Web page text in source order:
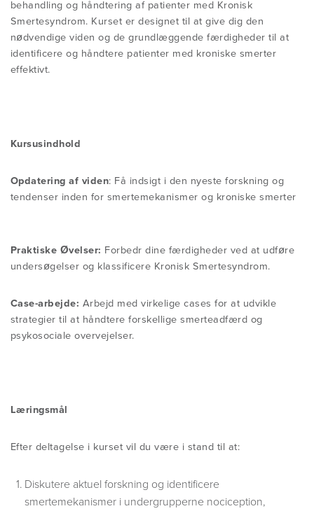
MDT ET FUNDAMENT TIL
FYSKARRIEREN
CREDENTIAL EKSAMEN
INTERNATIONAL DIPLOMA
OM MCKENZIE INTERNATIONAL
behandling og håndtering af patienter med Kronisk
Smertesyndrom. Kurset er designet til at give dig den
nødvendige viden og de grundlæggende færdigheder til at
identificere og håndtere patienter med kroniske smerter
effektivt.
Kursusindhold
Opdatering af viden: Få indsigt i den nyeste forskning og
tendenser inden for smertemekanismer og kroniske smerter
Praktiske Øvelser: Forbedr dine færdigheder ved at udføre
undersøgelser og klassificere Kronisk Smertesyndrom.
Case-arbejde: Arbejd med virkelige cases for at udvikle
strategier til at håndtere forskellige smerteadfærd og
psykosociale overvejelser.
Læringsmål
Efter deltagelse i kurset vil du være i stand til at:
Diskutere aktuel forskning og identificere
smertemekanismer i undergrupperne nociception,